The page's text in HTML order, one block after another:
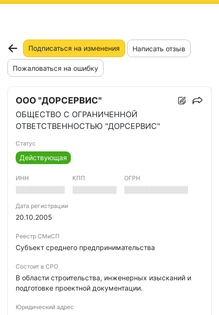
Подписаться на изменения Написать отзыв
Пожаловаться на ошибку
ООО "ДОРСЕРВИС"
ОБЩЕСТВО С ОГРАНИЧЕННОЙ
ОТВЕТСТВЕННОСТЬЮ "ДОРСЕРВИС"
Статус
Действующая
ИНН
░░░░░░░░░░
КПП
░░░░░░░░░
ОГРН
░░░░░░░░░░░░░
Дата регистрации
20.10.2005
Реестр СМиСП
Субъект среднего предпринимательства
Состоит в СРО
В области строительства, инженерных изысканий и
подготовке проектной документации.
Юридический адрес